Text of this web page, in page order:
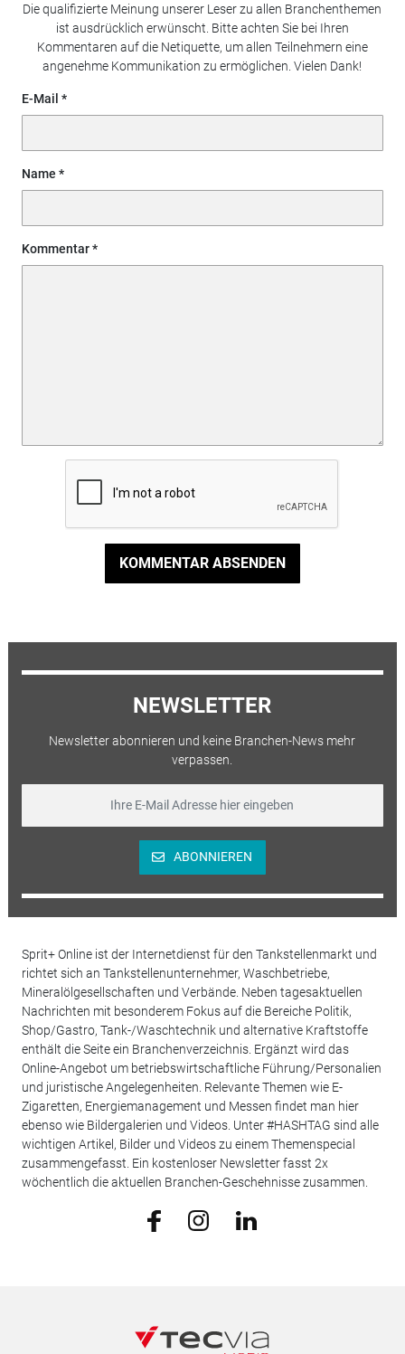
Die qualifizierte Meinung unserer Leser zu allen Branchenthemen
ist ausdrücklich erwünscht. Bitte achten Sie bei Ihren
Kommentaren auf die Netiquette, um allen Teilnehmern eine
angenehme Kommunikation zu ermöglichen. Vielen Dank!
E-Mail
Name
Kommentar
KOMMENTAR ABSENDEN
NEWSLETTER
Newsletter abonnieren und keine Branchen-News mehr
verpassen.
ABONNIEREN
Sprit+ Online ist der Internetdienst für den Tankstellenmarkt und
richtet sich an Tankstellenunternehmer, Waschbetriebe,
Mineralölgesellschaften und Verbände. Neben tagesaktuellen
Nachrichten mit besonderem Fokus auf die Bereiche Politik,
Shop/Gastro, Tank-/Waschtechnik und alternative Kraftstoffe
enthält die Seite ein Branchenverzeichnis. Ergänzt wird das
Online-Angebot um betriebswirtschaftliche Führung/Personalien
und juristische Angelegenheiten. Relevante Themen wie E-
Zigaretten, Energiemanagement und Messen findet man hier
ebenso wie Bildergalerien und Videos. Unter #HASHTAG sind alle
wichtigen Artikel, Bilder und Videos zu einem Themenspecial
zusammengefasst. Ein kostenloser Newsletter fasst 2x
wöchentlich die aktuellen Branchen-Geschehnisse zusammen.